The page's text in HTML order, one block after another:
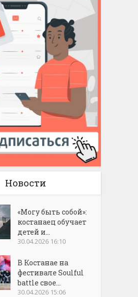
Новости
«Могу быть собой»:
костанаец обучает
детей и...
30.04.2026 16:10
В Костанае на
фестивале Soulful
battle свое...
30.04.2026 15:06